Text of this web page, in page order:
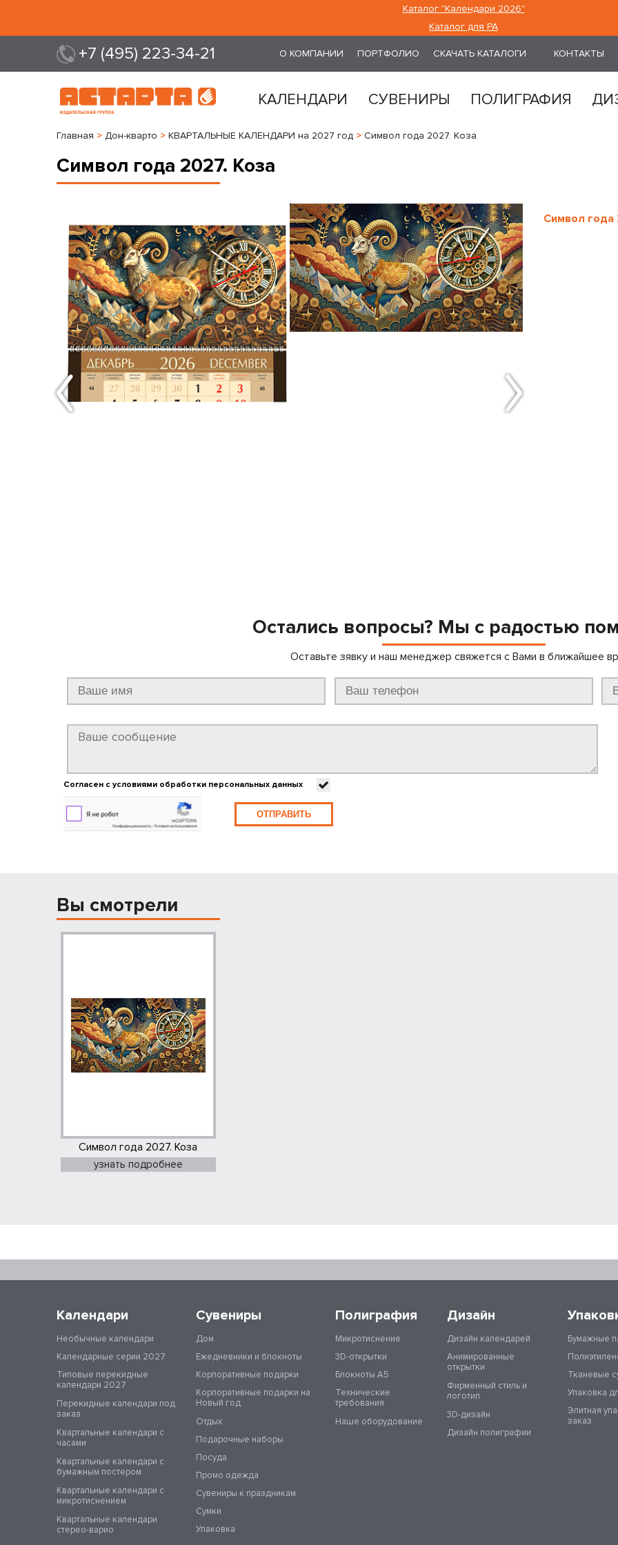
Каталог "Календари 2026"
Каталог для РА
+7 (495) 223-34-21 О КОМПАНИИ ПОРТФОЛИО СКАЧАТЬ КАТАЛОГИ КОНТАКТЫ
КАЛЕНДАРИ СУВЕНИРЫ ПОЛИГРАФИЯ
Главная > Дон-кварто > КВАРТАЛЬНЫЕ КАЛЕНДАРИ на 2027 год > Символ года 2027. Коза
Символ года 2027. Коза
Символ года
Остались вопросы? Мы с радостью
Оставьте зявку и наш менеджер свяжется с Вами в ближайшее
Согласен с условиями обработки персональных данных
ОТПРАВИТЬ
Вы смотрели
Символ года 2027. Коза
узнать подробнее
Календари
Необычные календари
Календарные серии 2027
Типовые перекидные
календари 2027
Перекидные календари под
заказ
Квартальные календари с
часами
Квартальные календари с
бумажным постером
Квартальные календари с
микротиснением
Квартальные календари
стерео-варио
Сувениры
Дом
Ежедневники и блокноты
Корпоративные подарки
Корпоративные подарки на
Новый год
Отдых
Подарочные наборы
Посуда
Промо одежда
Сувениры к праздникам
Сумки
Упаковка
Полиграфия
Микротиснение
3D-открытки
Блокноты А5
Технические
требования
Наше оборудование
Дизайн
Дизайн календарей
Анимированные
открытки
Фирменный стиль и
логотип
3D-дизайн
Дизайн полиграфии
Бумажные
Тканевые
Упаковка
Элитная
заказ